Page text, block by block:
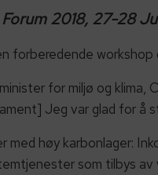
2018, 27-28
forberedende
for miljø og
Jeg var glad for å
med høy karbonlager:
som tilbys